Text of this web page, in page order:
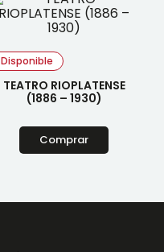
Disponible
TEATRO RIOPLATENSE
(1886 – 1930)
Comprar